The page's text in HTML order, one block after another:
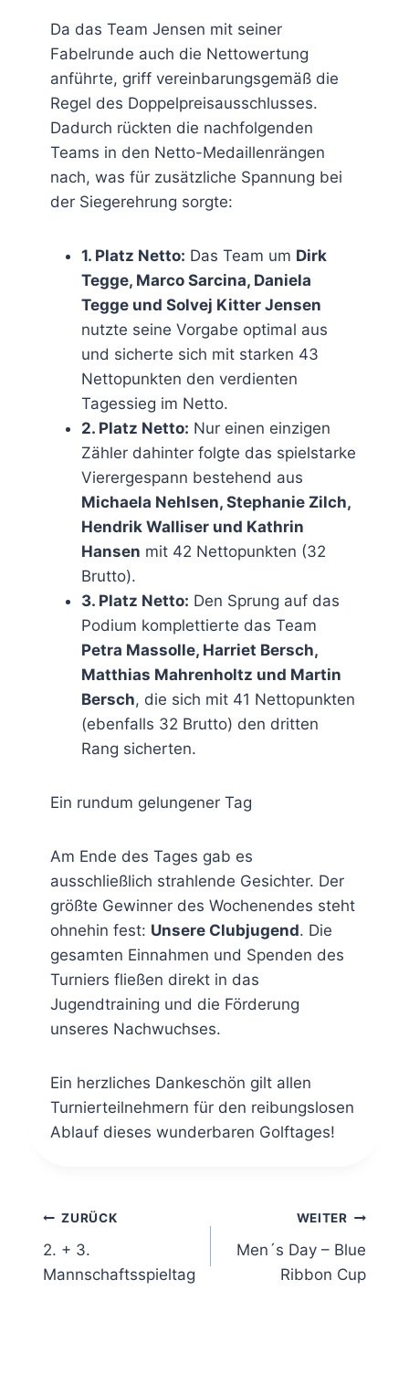
Da das Team Jensen mit seiner
Fabelrunde auch die Nettowertung
anführte, griff vereinbarungsgemäß die
Regel des Doppelpreisausschlusses.
Dadurch rückten die nachfolgenden
Teams in den Netto-Medaillenrängen
nach, was für zusätzliche Spannung bei
der Siegerehrung sorgte:
1. Platz Netto: Das Team um Dirk
Tegge, Marco Sarcina, Daniela
Tegge und Solvej Kitter Jensen
nutzte seine Vorgabe optimal aus
und sicherte sich mit starken 43
Nettopunkten den verdienten
Tagessieg im Netto.
2. Platz Netto: Nur einen einzigen
Zähler dahinter folgte das spielstarke
Vierergespann bestehend aus
Michaela Nehlsen, Stephanie Zilch,
Hendrik Walliser und Kathrin
Hansen mit 42 Nettopunkten (32
Brutto).
3. Platz Netto: Den Sprung auf das
Podium komplettierte das Team
Petra Massolle, Harriet Bersch,
Matthias Mahrenholtz und Martin
Bersch, die sich mit 41 Nettopunkten
(ebenfalls 32 Brutto) den dritten
Rang sicherten.
Ein rundum gelungener Tag
Am Ende des Tages gab es
ausschließlich strahlende Gesichter. Der
größte Gewinner des Wochenendes steht
ohnehin fest: Unsere Clubjugend. Die
gesamten Einnahmen und Spenden des
Turniers fließen direkt in das
Jugendtraining und die Förderung
unseres Nachwuchses.
Ein herzliches Dankeschön gilt allen
Turnierteilnehmern für den reibungslosen
Ablauf dieses wunderbaren Golftages!
ZURÜCK
2. + 3.
Mannschaftsspieltag
WEITER
Men´s Day – Blue
Ribbon Cup